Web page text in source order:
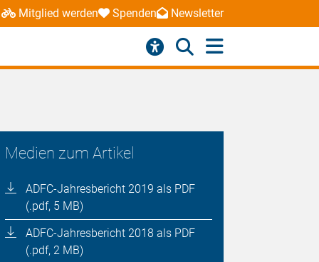
Mitglied werden Spenden Newsletter
Medien zum Artikel
ADFC-Jahresbericht 2019 als PDF
(.pdf, 5 MB)
ADFC-Jahresbericht 2018 als PDF
(.pdf, 2 MB)